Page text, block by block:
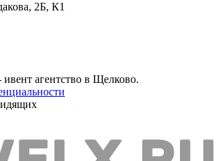
2Б, К1
агентство в Щелково.